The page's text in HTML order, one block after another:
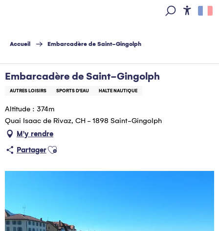
principal
Accueil Embarcadère de Saint-Gingolph
Embarcadère de Saint-Gingolph
AUTRES LOISIRS SPORTS D'EAU HALTE NAUTIQUE
Altitude : 374m
Quai Isaac de Rivaz, CH - 1898 Saint-Gingolph
M'y rendre
PartagerAjouter aux favoris